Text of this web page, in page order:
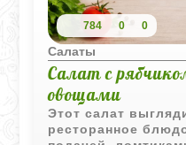
784 0 0
Салаты
Салат с
овощами
Этот салат
ресторанное